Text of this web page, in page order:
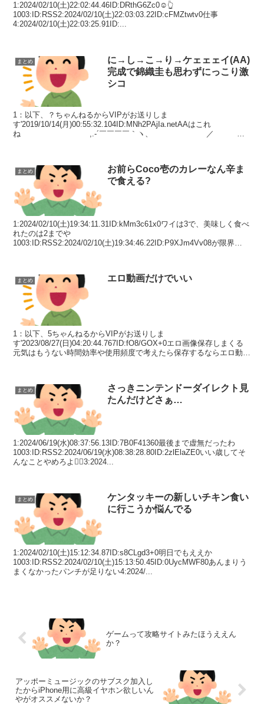
1:2024/02/10(土)22:02:44.46ID:DRthG6Zc0☺👆
1003:ID:RSS2:2024/02/10(土)22:03:03.22ID:cFMZtwtv0仕事
4:2024/02/10(土)22:03:25.91ID:...
まとめ
に→し→こ→り→ケェェェイ(AA)
完成で錦織圭も思わずにっこり激
シコ
1：以下、？ちゃんねるからVIPがお送りしま
す'2019/10/14(月)00:55:32.104ID:MNh2PAjIa.netAAはこれ
ね ,.-´￣￣￣￣｀ヽ、 ／
まとめ
お前らCoco壱のカレーなん辛ま
で食える?
1:2024/02/10(土)19:34:11.31ID:kMm3c61x0ワイは3で、美味しく食べ
れたのは2までや
1003:ID:RSS2:2024/02/10(土)19:34:46.22ID:P9XJm4Vv08が限界
まとめ エロ動画だけでいい
1：以下、5ちゃんねるからVIPがお送りしま
す'2023/08/27(日)04:20:44.767ID:fO8/GOX+0エロ画像保存しまくる
元気はもうない時間効率や使用頻度で考えたら保存するならエロ動画
まとめ
さっきニンテンドーダイレクト見
たんだけどさぁ…
1:2024/06/19(水)08:37:56.13ID:7B0F41360最後まで虚無だったわ
1003:ID:RSS2:2024/06/19(水)08:38:28.80ID:2zlElaZE0いい歳してそ
んなことやめろよ😮‍💨3:2024...
まとめ
ケンタッキーの新しいチキン食い
に行こうか悩んでる
1:2024/02/10(土)15:12:34.87ID:s8CLgd3+0明日でもええか
1003:ID:RSS2:2024/02/10(土)15:13:50.45ID:0UycMWF80あんまりう
まくなかったパンチが足りない4:2024/...
ゲームって攻略サイトみたほうええん
か？
アッポーミュージックのサブスク加入し
たからiPhone用に高級イヤホン欲しいん
やがオススメないか？